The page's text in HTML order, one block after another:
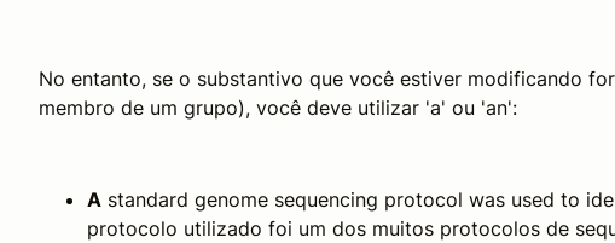
No entanto, se o substantivo que você estiver modificando
membro de um grupo), você deve utilizar 'a' ou 'an':
A standard genome sequencing protocol was used to
protocolo utilizado foi um dos muitos protocolos de